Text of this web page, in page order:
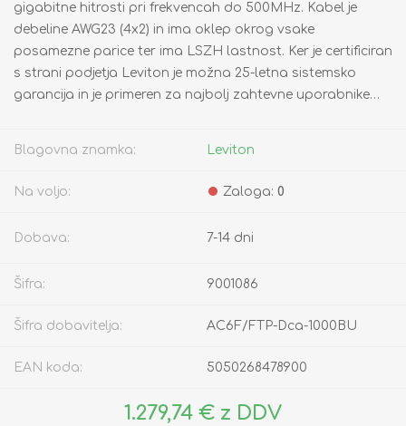
gigabitne hitrosti pri frekvencah do 500MHz. Kabel je
debeline AWG23 (4x2) in ima oklep okrog vsake
posamezne parice ter ima LSZH lastnost. Ker je certificiran
s strani podjetja Leviton je možna 25-letna sistemsko
garancija in je primeren za najbolj zahtevne uporabnike…
Blagovna znamka: Leviton
Na voljo: Zaloga: 0
Dobava: 7-14 dni
Šifra: 9001086
Šifra dobavitelja: AC6F/FTP-Dca-1000BU
EAN koda: 5050268478900
1.279,74 € z DDV